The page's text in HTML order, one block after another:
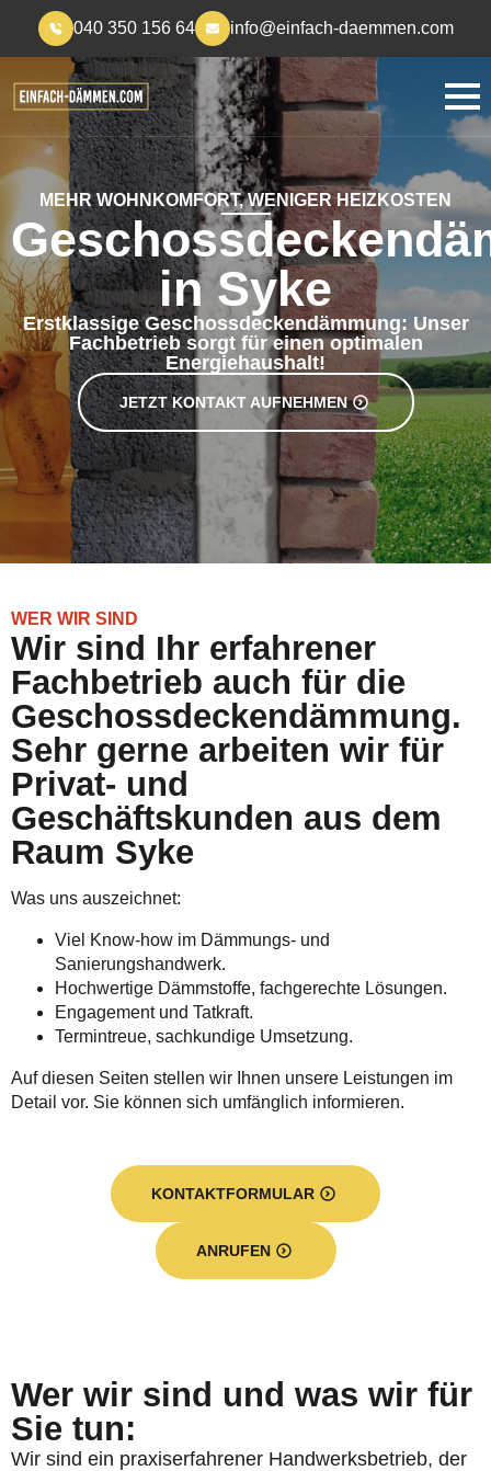
040 350 156 64 info@einfach-daemmen.com
MEHR WOHNKOMFORT, WENIGER HEIZKOSTEN
in Syke
Erstklassige Geschossdeckendämmung: Unser
Fachbetrieb sorgt für einen optimalen
Energiehaushalt!
JETZT KONTAKT AUFNEHMEN
WER WIR SIND
Wir sind Ihr erfahrener
Fachbetrieb auch für die
Geschossdeckendämmung.
Sehr gerne arbeiten wir für
Privat- und
Geschäftskunden aus dem
Raum Syke
Was uns auszeichnet:
Viel Know-how im Dämmungs- und
Sanierungshandwerk.
Hochwertige Dämmstoffe, fachgerechte Lösungen.
Engagement und Tatkraft.
Termintreue, sachkundige Umsetzung.
Auf diesen Seiten stellen wir Ihnen unsere Leistungen im
Detail vor. Sie können sich umfänglich informieren.
KONTAKTFORMULAR
ANRUFEN
Wer wir sind und was wir für
Sie tun:
Wir sind ein praxiserfahrener Handwerksbetrieb, der